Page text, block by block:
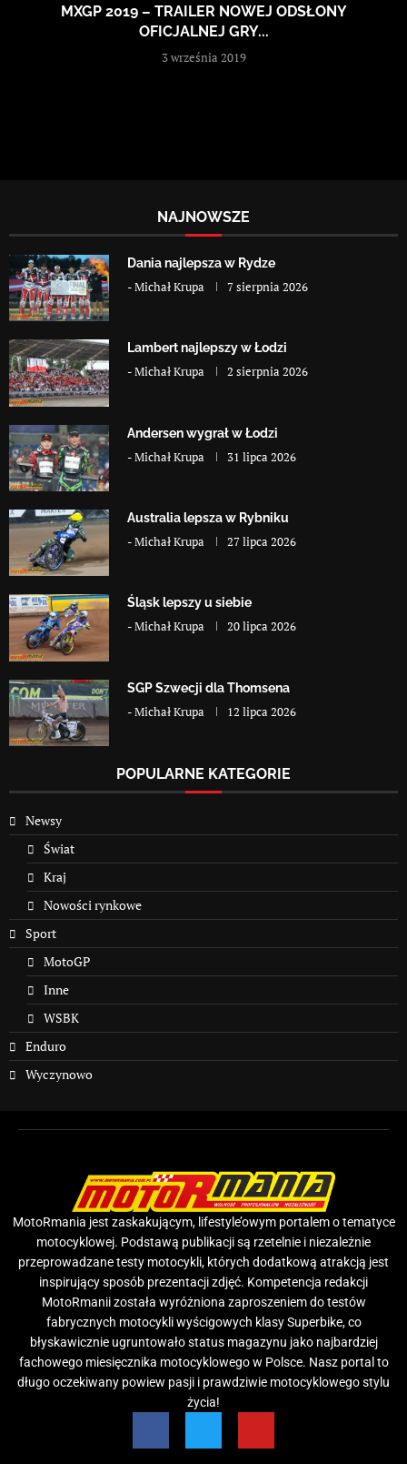
MXGP 2019 – TRAILER NOWEJ ODSŁONY
OFICJALNEJ GRY...
3 września 2019
NAJNOWSZE
Dania najlepsza w Rydze
-Michał Krupa 7 sierpnia 2026
Lambert najlepszy w Łodzi
-Michał Krupa 2 sierpnia 2026
Andersen wygrał w Łodzi
-Michał Krupa 31 lipca 2026
Australia lepsza w Rybniku
-Michał Krupa 27 lipca 2026
Śląsk lepszy u siebie
-Michał Krupa 20 lipca 2026
SGP Szwecji dla Thomsena
-Michał Krupa 12 lipca 2026
POPULARNE KATEGORIE
Newsy
Świat
Kraj
Nowości rynkowe
Sport
MotoGP
Inne
WSBK
Enduro
Wyczynowo
MotoRmania jest zaskakującym, lifestyle’owym portalem o tematyce
motocyklowej. Podstawą publikacji są rzetelnie i niezależnie
przeprowadzane testy motocykli, których dodatkową atrakcją jest
inspirujący sposób prezentacji zdjęć. Kompetencja redakcji
MotoRmanii została wyróżniona zaproszeniem do testów
fabrycznych motocykli wyścigowych klasy Superbike, co
błyskawicznie ugruntowało status magazynu jako najbardziej
fachowego miesięcznika motocyklowego w Polsce. Nasz portal to
długo oczekiwany powiew pasji i prawdziwie motocyklowego stylu
życia!